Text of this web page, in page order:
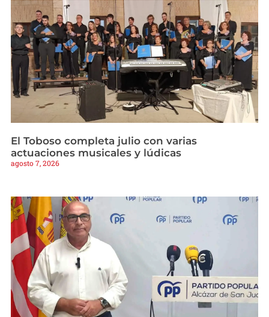
El Toboso completa julio con varias
actuaciones musicales y lúdicas
agosto 7, 2026